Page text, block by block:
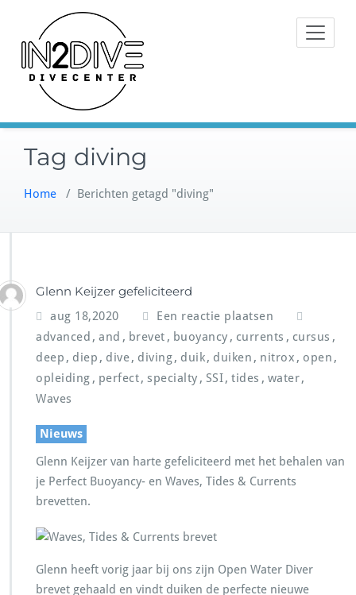
inhoud
Instructeurs met passie voor
Tag diving
Home / Berichten getagd "diving"
Glenn Keijzer gefeliciteerd
aug 18,2020
Een reactie plaatsen
advanced , and , brevet , buoyancy , currents , cursus ,
deep , diep , dive, diving, duik, duiken , nitrox , open ,
opleiding , perfect, specialty , SSI, tides , water,
Waves
Nieuws
Glenn Keijzer van harte gefeliciteerd met het behalen van
je Perfect Buoyancy- en Waves, Tides & Currents
brevetten.
Glenn heeft vorig jaar bij ons zijn Open Water Diver
brevet gehaald en vindt duiken de perfecte nieuwe